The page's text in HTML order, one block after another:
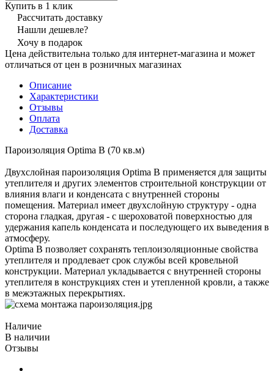
Купить в 1 клик
Рассчитать доставку
Нашли дешевле?
Хочу в подарок
Цена действительна только для интернет-магазина и может
отличаться от цен в розничных магазинах
Описание
Характеристики
Отзывы
Оплата
Доставка
Пароизоляция Optima B (70 кв.м)
Двухслойная пароизоляция Optima B применяется для защиты
утеплителя и других элементов строительной конструкции от
влияния влаги и конденсата с внутренней стороны
помещения. Материал имеет двухслойную структуру - одна
сторона гладкая, другая - с шероховатой поверхностью для
удержания капель конденсата и последующего их выведения в
атмосферу.
Optima B позволяет сохранять теплоизоляционные свойства
утеплителя и продлевает срок службы всей кровельной
конструкции. Материал укладывается с внутренней стороны
утеплителя в конструкциях стен и утепленной кровли, а также
в межэтажных перекрытиях.
Наличие
В наличии
Отзывы